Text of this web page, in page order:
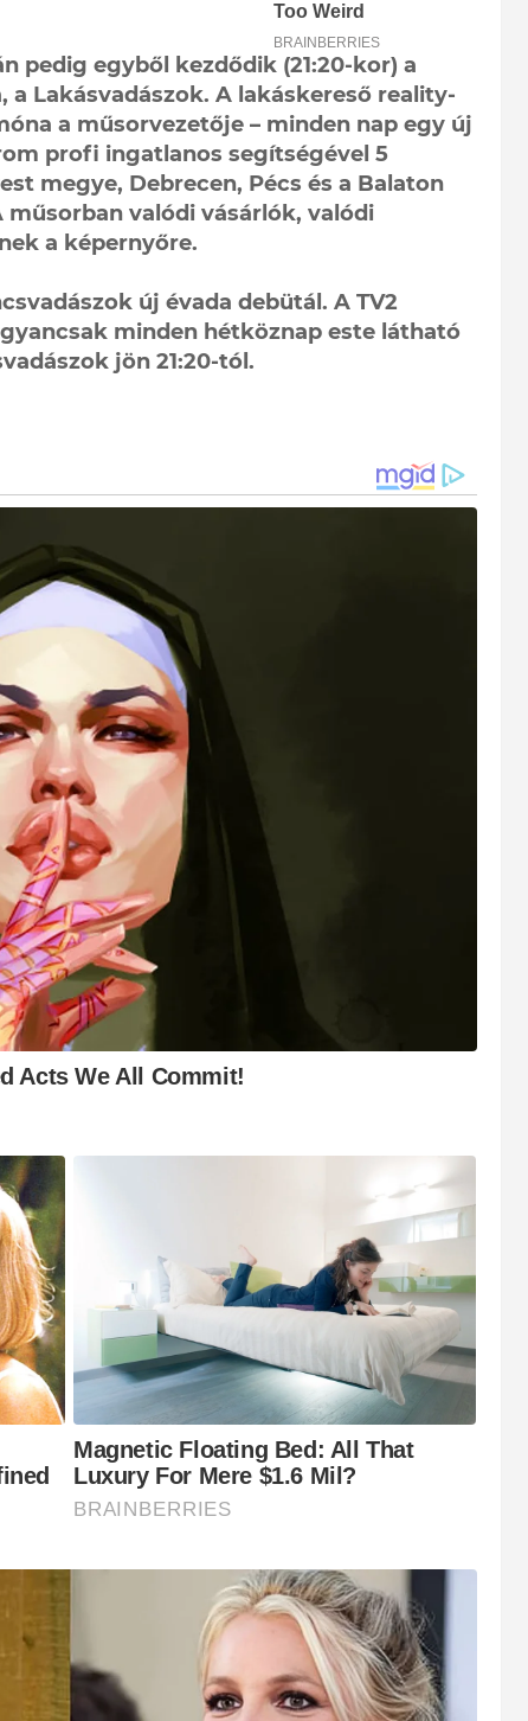
pedig egyből kezdődik (21:20-kor) a
Lakásvadászok. A lakáskereső reality-
a műsorvezetője – minden nap egy új
profi ingatlanos segítségével 5
megye, Debrecen, Pécs és a Balaton
valódi vásárlók, valódi
a képernyőre.
új évada debütál. A TV2
minden hétköznap este látható
jön 21:20-tól.